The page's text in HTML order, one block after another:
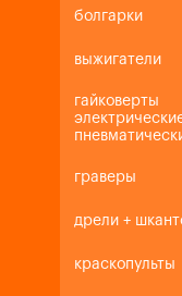
болгарки
выжигатели
гайковерты
граверы
дрели +
краскопульты